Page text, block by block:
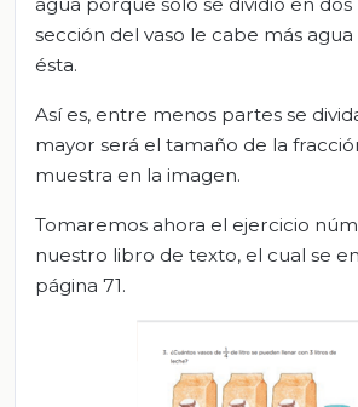
sección del vaso le cabe más agua
ésta.
Así es, entre menos partes se
mayor será el tamaño de la
muestra en la imagen.
Tomaremos ahora el ejercicio
nuestro libro de texto, el cual se
página 71.